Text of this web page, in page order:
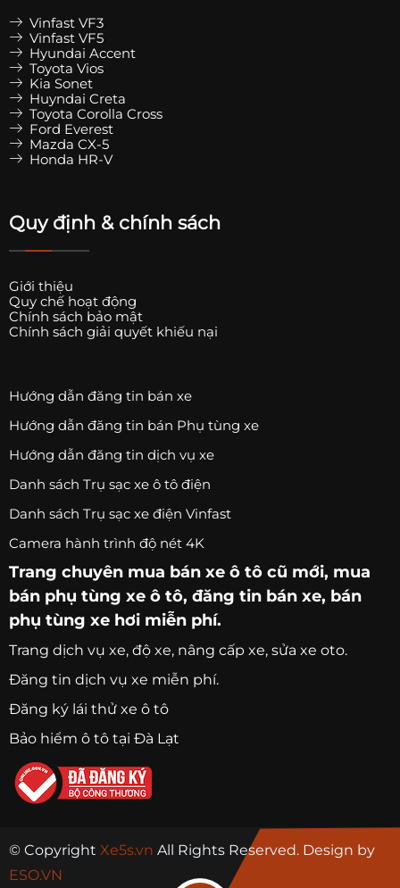
Vinfast VF3
Vinfast VF5
Hyundai Accent
Toyota Vios
Kia Sonet
Huyndai Creta
Toyota Corolla Cross
Ford Everest
Mazda CX-5
Honda HR-V
Quy định & chính sách
Giới thiệu
Quy chế hoạt động
Chính sách bảo mật
Chính sách giải quyết khiếu nại
Hướng dẫn đăng tin bán xe
Hướng dẫn đăng tin bán Phụ tùng xe
Hướng dẫn đăng tin dịch vụ xe
Danh sách Trụ sạc xe ô tô điện
Danh sách Trụ sạc xe điện Vinfast
Camera hành trình độ nét 4K
Trang chuyên mua bán xe ô tô cũ mới, mua
bán phụ tùng xe ô tô, đăng tin bán xe, bán
phụ tùng xe hơi miễn phí.
Trang dịch vụ xe, độ xe, nâng cấp xe, sửa xe oto.
Đăng tin dịch vụ xe miễn phí.
Đăng ký lái thử xe ô tô
Bảo hiểm ô tô tại Đà Lạt
© Copyright Xe5s.vn All Rights Reserved. Design by
ESO.VN